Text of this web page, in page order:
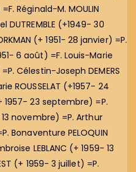
Réginald-M. MOULIN
(+1949- 30
(+ 1951- 28 janvier) =P.
6 août) =F. Louis-Marie
Célestin-Joseph DEMERS
ROUSSELAT (+1957- 24
1957- 23 septembre) =P.
novembre) =P. Arthur
Bonaventure PELOQUIN
LEBLANC (+ 1959- 13
(+ 1959- 3 juillet) =P.